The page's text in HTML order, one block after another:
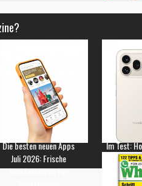
Die besten neuen Apps
Juli 2026: Frische
Empfehlungen für
Im Test: